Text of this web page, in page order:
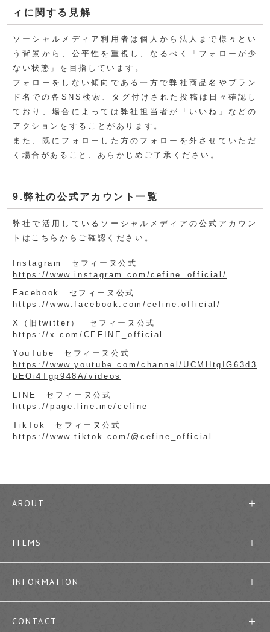
ィに関する見解
ソーシャルメディア利用者は個人から法人まで様々とい
う背景から、公平性を重視し、なるべく「フォローが少
ない状態」を目指しています。
フォローをしない傾向である一方で弊社商品名やブラン
ド名での各SNS検索、タグ付けされた投稿は日々確認し
ており、場合によっては弊社担当者が「いいね」などの
アクションをすることがあります。
また、既にフォローした方のフォローを外させていただ
く場合があること、あらかじめご了承ください。
9.弊社の公式アカウント一覧
弊社で活用しているソーシャルメディアの公式アカウン
トはこちらからご確認ください。
Instagram セフィーヌ公式
https://www.instagram.com/cefine_official/
Facebook セフィーヌ公式
https://www.facebook.com/cefine.official/
X（旧twitter） セフィーヌ公式
https://x.com/CEFINE_official
YouTube セフィーヌ公式
https://www.youtube.com/channel/UCMHtgIG63d3
bEOi4Tgp948A/videos
LINE セフィーヌ公式
https://page.line.me/cefine
TikTok セフィーヌ公式
https://www.tiktok.com/@cefine_official
ABOUT
ITEMS
INFORMATION
CONTACT